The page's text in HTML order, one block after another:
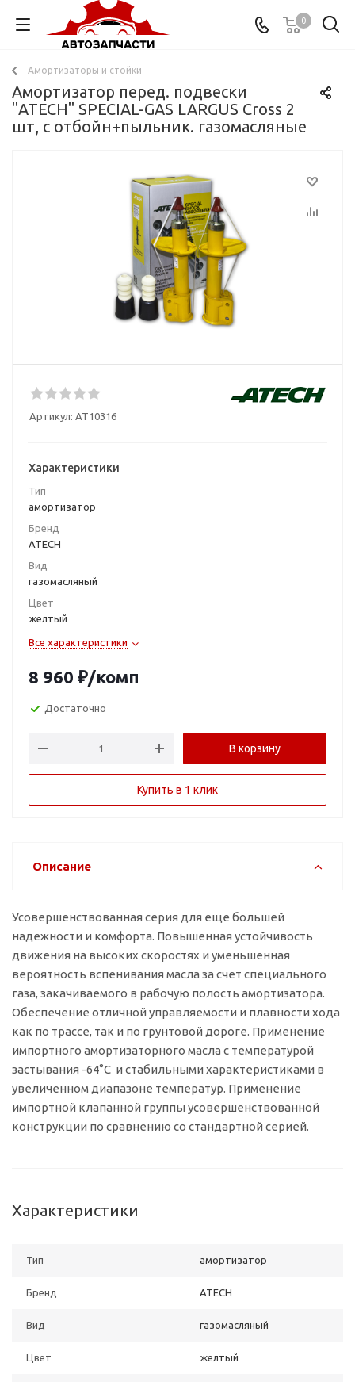
0
Амортизаторы и стойки
Амортизатор перед. подвески
"ATECH" SPECIAL-GAS LARGUS Cross 2
шт, с отбойн+пыльник. газомасляные
Артикул: AT10316
Характеристики
Тип
амортизатор
Бренд
ATECH
Вид
газомасляный
Цвет
желтый
Все характеристики
8 960 ₽/комп
Достаточно
В корзину
Купить в 1 клик
Описание
Усовершенствованная серия для еще большей
надежности и комфорта. Повышенная устойчивость
движения на высоких скоростях и уменьшенная
вероятность вспенивания масла за счет специального
газа, закачиваемого в рабочую полость амортизатора.
Обеспечение отличной управляемости и плавности хода
как по трассе, так и по грунтовой дороге. Применение
импортного амортизаторного масла с температурой
застывания -64°C и стабильными характеристиками в
увеличенном диапазоне температур. Применение
импортной клапанной группы усовершенствованной
конструкции по сравнению со стандартной серией.
Характеристики
Тип амортизатор
Бренд ATECH
Вид газомасляный
Цвет желтый